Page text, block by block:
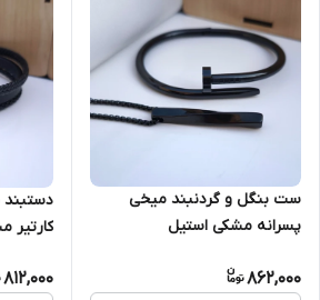
ست بنگل و گردنبند میخی
پسرانه مشکی استیل
862,000
کارتیر
812,000